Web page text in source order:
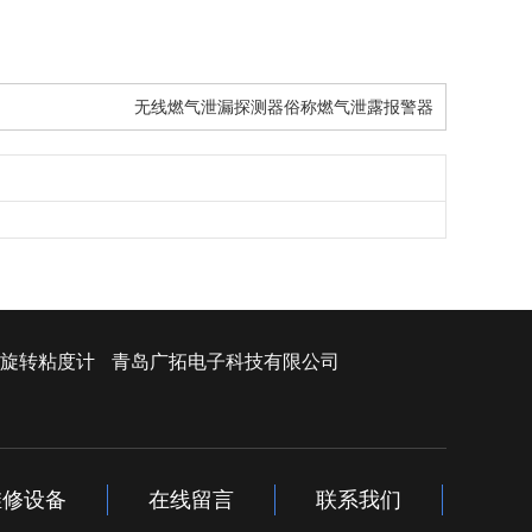
无线燃气泄漏探测器俗称燃气泄露报警器
转粘度计 青岛广拓电子科技有限公司
设备 在线留言 联系我们